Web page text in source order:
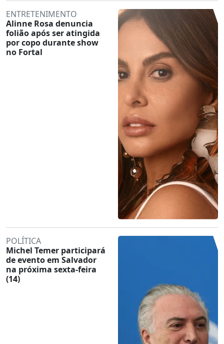
ENTRETENIMENTO
Alinne Rosa denuncia
folião após ser atingida
por copo durante show
no Fortal
POLÍTICA
Michel Temer participará
de evento em Salvador
na próxima sexta-feira
(14)